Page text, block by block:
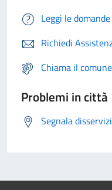
Leggi le
Richiedi
Chiama il
Problemi in città
Segnala